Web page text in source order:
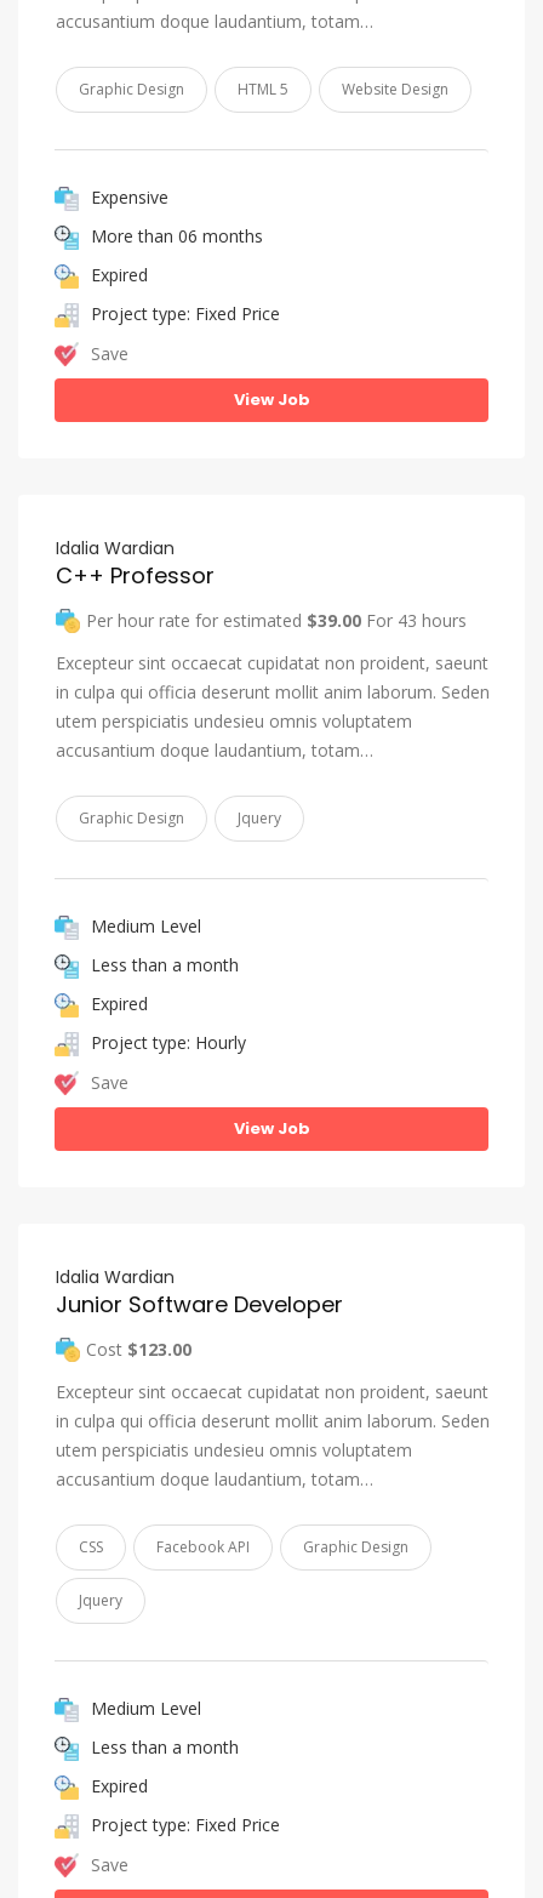
accusantium doque laudantium, totam…
Graphic Design HTML 5 Website Design
Expensive
More than 06 months
Expired
Project type: Fixed Price
Save
View Job
Idalia Wardian
C++ Professor
Per hour rate for estimated $39.00 For 43 hours
Excepteur sint occaecat cupidatat non proident, saeunt
in culpa qui officia deserunt mollit anim laborum. Seden
utem perspiciatis undesieu omnis voluptatem
accusantium doque laudantium, totam…
Graphic Design Jquery
Medium Level
Less than a month
Expired
Project type: Hourly
Save
View Job
Idalia Wardian
Junior Software Developer
Cost $123.00
Excepteur sint occaecat cupidatat non proident, saeunt
in culpa qui officia deserunt mollit anim laborum. Seden
utem perspiciatis undesieu omnis voluptatem
accusantium doque laudantium, totam…
CSS Facebook API Graphic Design
Jquery
Medium Level
Less than a month
Expired
Project type: Fixed Price
Save